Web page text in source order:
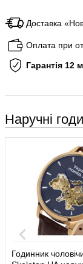
Доставка
Оплата при
Гарантія 12
Наручні
Годинник